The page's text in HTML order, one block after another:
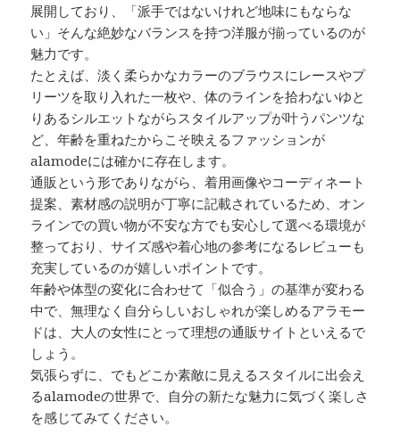
展開しており、「派手ではないけれど地味にもならな
い」そんな絶妙なバランスを持つ洋服が揃っているのが
魅力です。
たとえば、淡く柔らかなカラーのブラウスにレースやプ
リーツを取り入れた一枚や、体のラインを拾わないゆと
りあるシルエットながらスタイルアップが叶うパンツな
ど、年齢を重ねたからこそ映えるファッションが
alamodeには確かに存在します。
通販という形でありながら、着用画像やコーディネート
提案、素材感の説明が丁寧に記載されているため、オン
ラインでの買い物が不安な方でも安心して選べる環境が
整っており、サイズ感や着心地の参考になるレビューも
充実しているのが嬉しいポイントです。
年齢や体型の変化に合わせて「似合う」の基準が変わる
中で、無理なく自分らしいおしゃれが楽しめるアラモー
ドは、大人の女性にとって理想の通販サイトといえるで
しょう。
気張らずに、でもどこか素敵に見えるスタイルに出会え
るalamodeの世界で、自分の新たな魅力に気づく楽しさ
を感じてみてください。